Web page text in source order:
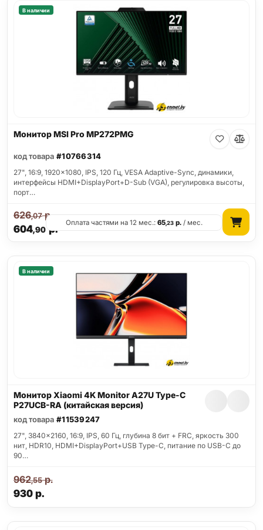
В наличии
Монитор MSI Pro MP272PMG
код товара #10766314
27", 16:9, 1920x1080, IPS, 120 Гц, VESA Adaptive-Sync, динамики,
интерфейсы HDMI+DisplayPort+D-Sub (VGA), регулировка высоты,
порт…
604,90р.
626,07р.
Оплата частями на 12 мес.:65,23 р. / мес.
В наличии
Монитор Xiaomi 4K Monitor A27U Type-C
P27UCB-RA (китайская версия)
код товара #11539247
27", 3840x2160, 16:9, IPS, 60 Гц, глубина 8 бит + FRC, яркость 300
нит, HDR10, HDMI+DisplayPort+USB Type-C, питание по USB-C до
90…
930р.
962,55р.